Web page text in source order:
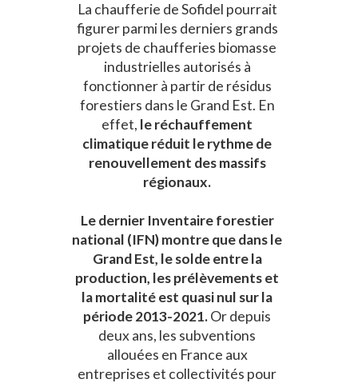
La chaufferie de Sofidel pourrait
figurer parmi les derniers grands
projets de chaufferies biomasse
industrielles autorisés à
fonctionner à partir de résidus
forestiers dans le Grand Est. En
effet, le réchauffement
climatique réduit le rythme de
renouvellement des massifs
régionaux.
Le dernier Inventaire forestier
national (IFN) montre que dans le
Grand Est, le solde entre la
production, les prélèvements et
la mortalité est quasi nul sur la
période 2013-2021.Or depuis
deux ans, les subventions
allouées en France aux
entreprises et collectivités pour